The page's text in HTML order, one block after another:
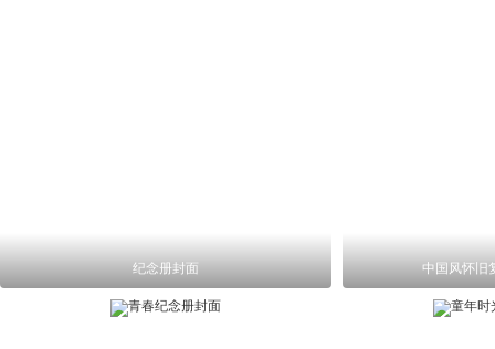
纪念册封面 中国风怀旧